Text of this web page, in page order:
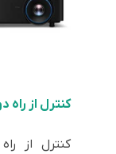
کنترل از راه
کنترل از